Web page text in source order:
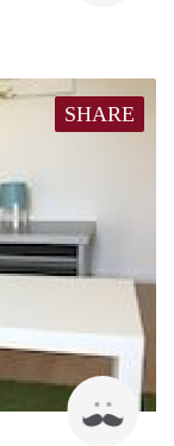
SHARE
Roel